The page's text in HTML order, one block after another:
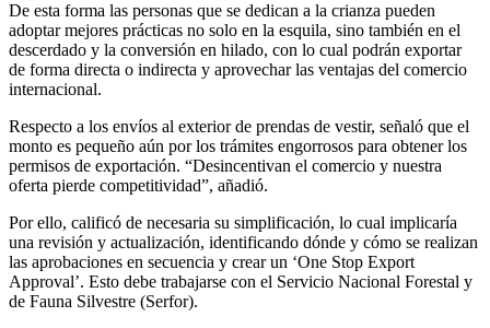
De esta forma las personas que se dedican a la crianza pueden
adoptar mejores prácticas no solo en la esquila, sino también en el
descerdado y la conversión en hilado, con lo cual podrán exportar
de forma directa o indirecta y aprovechar las ventajas del comercio
internacional.
Respecto a los envíos al exterior de prendas de vestir, señaló que el
monto es pequeño aún por los trámites engorrosos para obtener los
permisos de exportación. “Desincentivan el comercio y nuestra
oferta pierde competitividad”, añadió.
Por ello, calificó de necesaria su simplificación, lo cual implicaría
una revisión y actualización, identificando dónde y cómo se realizan
las aprobaciones en secuencia y crear un ‘One Stop Export
Approval’. Esto debe trabajarse con el Servicio Nacional Forestal y
de Fauna Silvestre (Serfor).